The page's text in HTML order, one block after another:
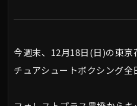
今週末、12月18日(日)の東京
チュアシュートボクシング